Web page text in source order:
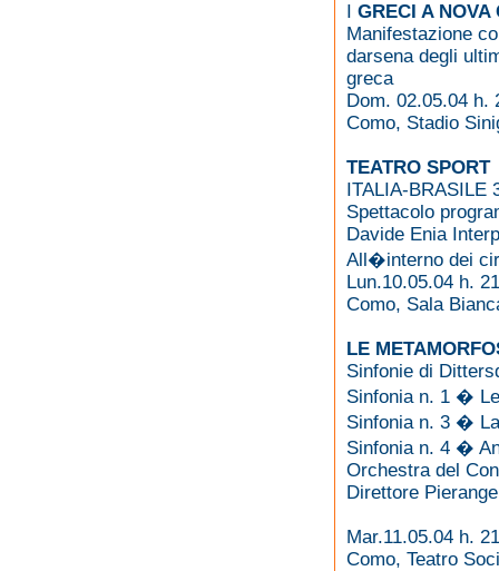
I GRECI A NOVA
Manifestazione
darsena degli
greca
Dom. 02.05.04 h.
Como, Stadio
TEATRO SPORT
ITALIA-BRASILE
Spettacolo
Davide Enia
All�interno dei
Lun.10.05.04 h. 21
Como, Sala
LE
Sinfonie di
Sinfonia n. 1 �
Sinfonia n. 3 �
Sinfonia n. 4 �
Orchestra del
Direttore
Mar.11.05.04 h. 21
Como, Teatro